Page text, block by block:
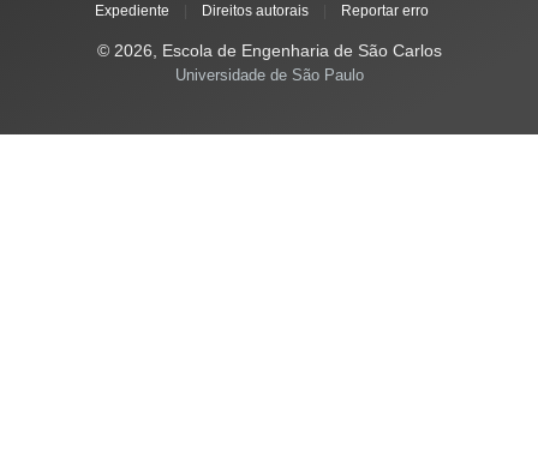
Expediente Direitos autorais Reportar erro
© 2026, Escola de Engenharia de São Carlos
Universidade de São Paulo